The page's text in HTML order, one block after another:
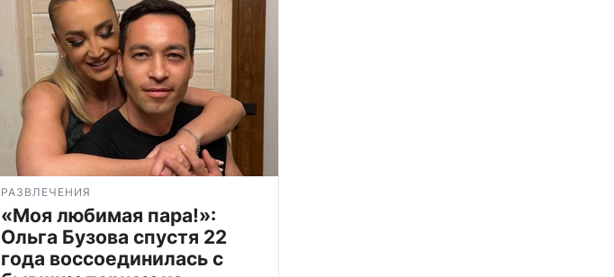
РАЗВЛЕЧЕНИЯ
«Моя любимая пара!»:
Ольга Бузова спустя 22
года воссоединилась с